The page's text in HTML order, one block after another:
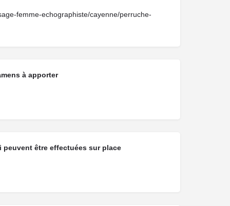
femme-echographiste/cayenne/perruche-
à apporter
peuvent être effectuées sur place